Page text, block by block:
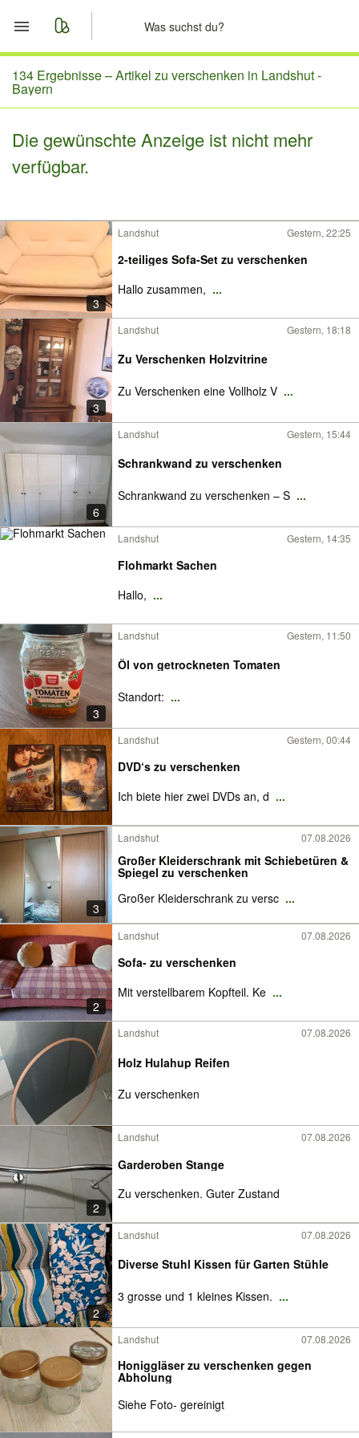
Start
Merkliste
Nachrichten
134 Ergebnisse –Artikel zu verschenken in Landshut -
Bayern
Die gewünschte Anzeige ist nicht mehr
verfügbar.
3
Landshut Gestern, 22:25
2-teiliges Sofa-Set zu verschenken
Hallo zusammen, ...
3
Landshut Gestern, 18:18
Zu Verschenken Holzvitrine
Zu Verschenken eine Vollholz V ...
6
Landshut Gestern, 15:44
Schrankwand zu verschenken
Schrankwand zu verschenken – S ...
Landshut Gestern, 14:35
Flohmarkt Sachen
Hallo, ...
3
Landshut Gestern, 11:50
Öl von getrockneten Tomaten
Standort: ...
Landshut Gestern, 00:44
DVD‘s zu verschenken
Ich biete hier zwei DVDs an, d ...
3
Landshut 07.08.2026
Großer Kleiderschrank mit Schiebetüren &
Spiegel zu verschenken
Großer Kleiderschrank zu versc ...
2
Landshut 07.08.2026
Sofa- zu verschenken
Mit verstellbarem Kopfteil. Ke ...
Landshut 07.08.2026
Holz Hulahup Reifen
Zu verschenken
2
Landshut 07.08.2026
Garderoben Stange
Zu verschenken. Guter Zustand
2
Landshut 07.08.2026
Diverse Stuhl Kissen für Garten Stühle
3 grosse und 1 kleines Kissen. ...
Landshut 07.08.2026
Honiggläser zu verschenken gegen
Abholung
Siehe Foto- gereinigt